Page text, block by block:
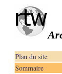
Plan du site
Sommaire